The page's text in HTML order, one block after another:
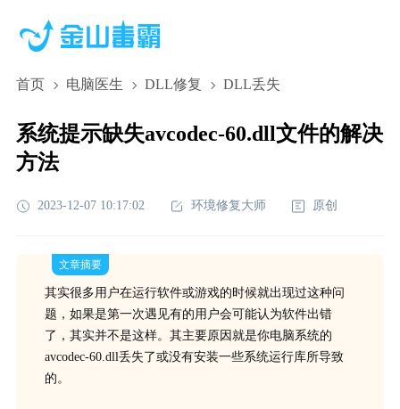
首页 电脑医生 DLL修复 DLL丢失
系统提示缺失avcodec-60.dll文件的解决
方法
2023-12-07 10:17:02 环境修复大师 原创
文章摘要
其实很多用户在运行软件或游戏的时候就出现过这种问
题，如果是第一次遇见有的用户会可能认为软件出错
了，其实并不是这样。其主要原因就是你电脑系统的
avcodec-60.dll丢失了或没有安装一些系统运行库所导致
的。